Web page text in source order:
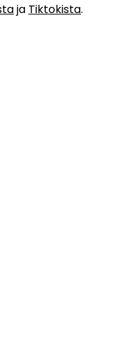
ja Tiktokista.